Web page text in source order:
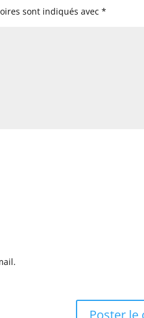
sont indiqués avec*